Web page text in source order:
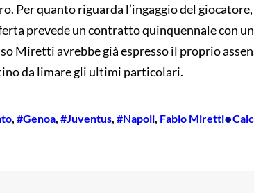
Per quanto riguarda l’ingaggio del
prevede un contratto quinquennale con
Miretti avrebbe già espresso il proprio
da limare gli ultimi particolari.
, #Genoa, #Juventus, #Napoli, Fabio Miretti•